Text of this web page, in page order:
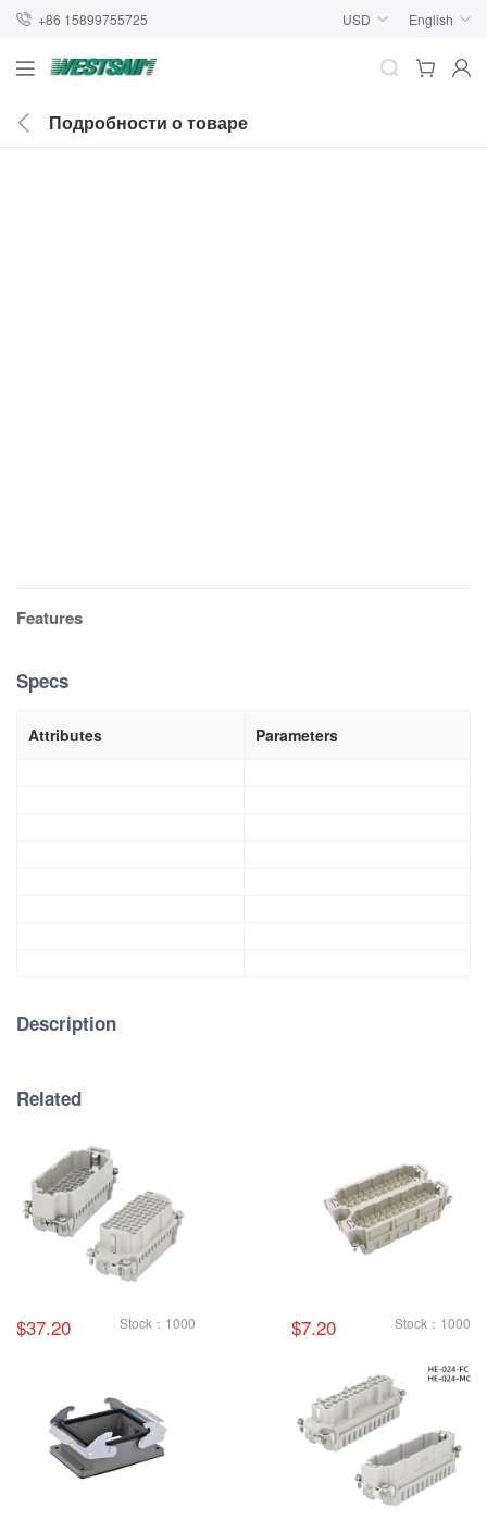
+86 15899755725 USD English
Подробности о товаре
Features
Specs
Attributes Parameters
Description
Related
$37.20 Stock：1000 $7.20 Stock：1000